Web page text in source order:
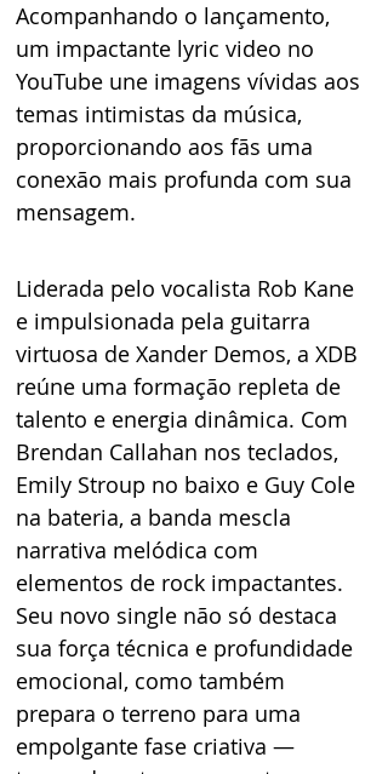
Acompanhando o lançamento,
um impactante lyric video no
YouTube une imagens vívidas aos
temas intimistas da música,
proporcionando aos fãs uma
conexão mais profunda com sua
mensagem.
Liderada pelo vocalista Rob Kane
e impulsionada pela guitarra
virtuosa de Xander Demos, a XDB
reúne uma formação repleta de
talento e energia dinâmica. Com
Brendan Callahan nos teclados,
Emily Stroup no baixo e Guy Cole
na bateria, a banda mescla
narrativa melódica com
elementos de rock impactantes.
Seu novo single não só destaca
sua força técnica e profundidade
emocional, como também
prepara o terreno para uma
empolgante fase criativa —